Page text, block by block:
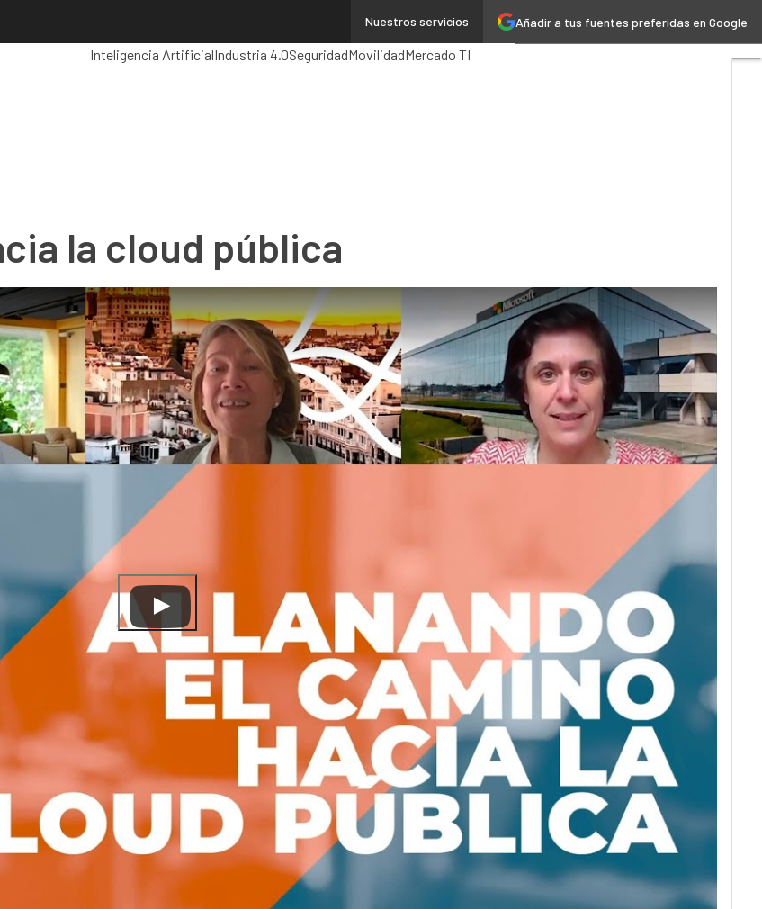
Añadir a tus fuentes preferidas en Google
Nuestros servicios
Administración PúblicaMarTechCloud
Inteligencia ArtificialIndustria 4.0SeguridadMovilidadMercado TI
la cloud pública